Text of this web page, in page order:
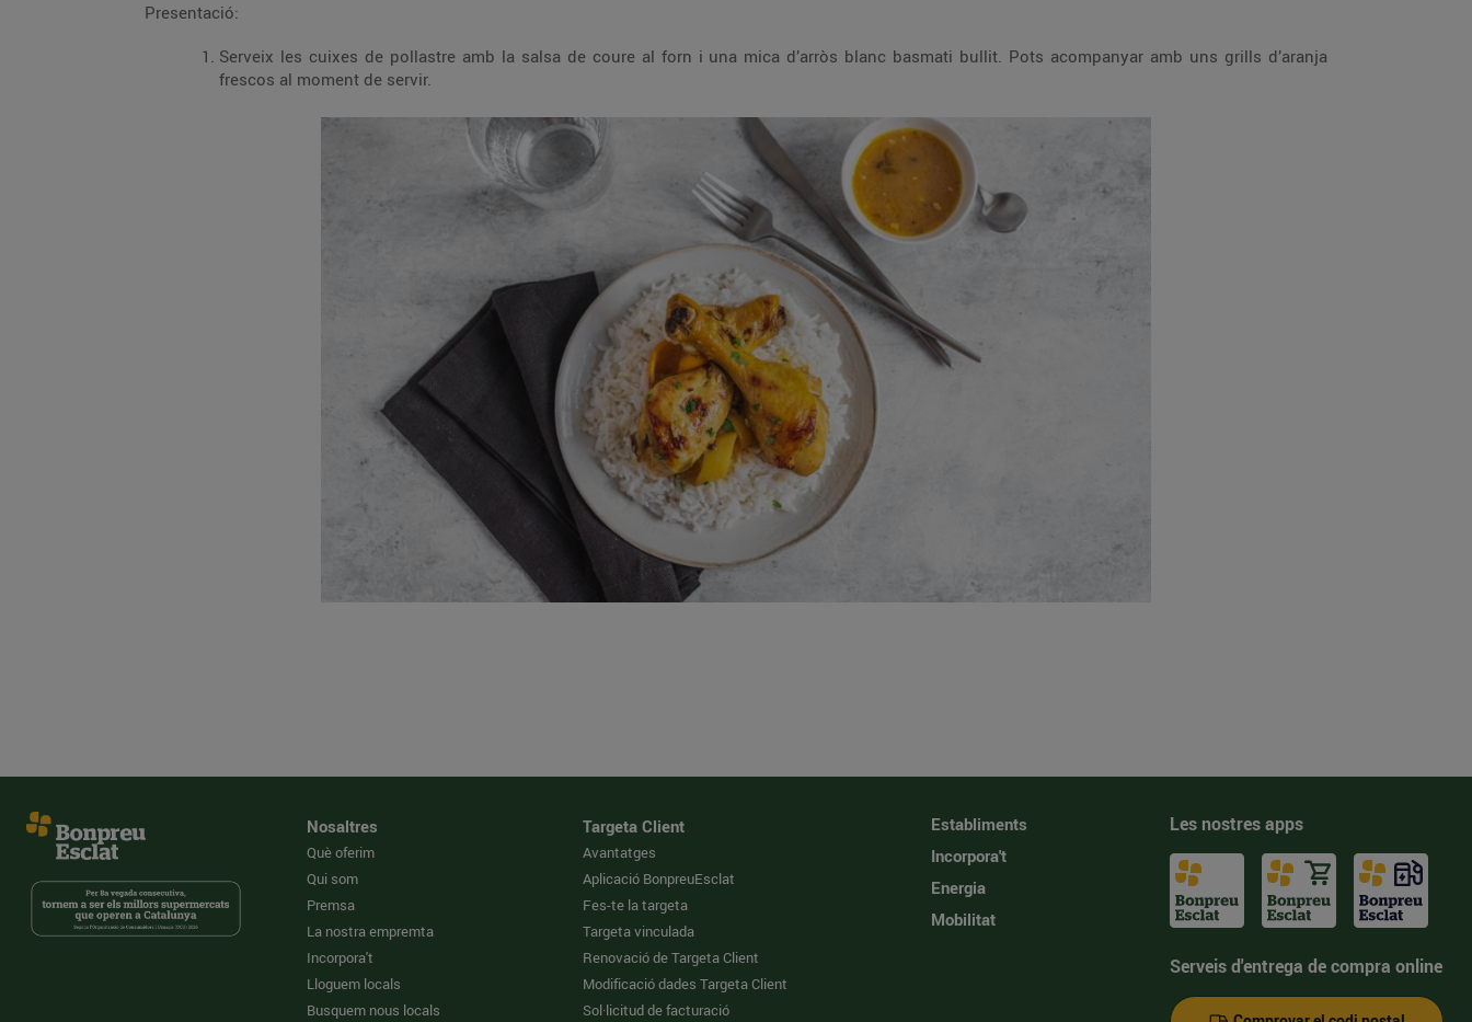
Presentació:
Serveix les cuixes de pollastre amb la salsa de coure al forn i una mica d’arròs blanc basmati bullit. Pots acompanyar amb uns grills d’aranja
frescos al moment de servir.
Nosaltres
Què oferim
Qui som
Premsa
La nostra empremta
Incorpora't
Lloguem locals
Busquem nous locals
Targeta Client
Avantatges
Aplicació BonpreuEsclat
Fes-te la targeta
Targeta vinculada
Renovació de Targeta Client
Modificació dades Targeta Client
Sol·licitud de facturació
Establiments
Incorpora't
Energia
Mobilitat
Les nostres apps
Serveis d'entrega de compra online